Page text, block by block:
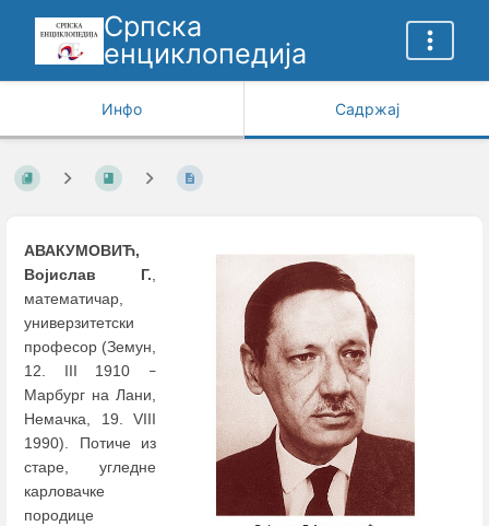
Српска
енциклопедија
Инфо Садржај
АВАКУМОВИЋ,
Војислав Г.,
математичар,
универзитетски
професор (Земун,
12. III 1910 –
Марбург на Лани,
Немачка, 19. VIII
1990). Потиче из
старе, угледне
карловачке
породице